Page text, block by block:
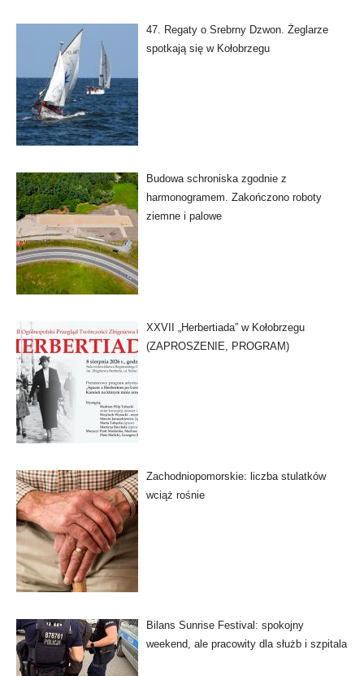
47. Regaty o Srebrny Dzwon. Żeglarze
spotkają się w Kołobrzegu
Budowa schroniska zgodnie z
harmonogramem. Zakończono roboty
ziemne i palowe
XXVII „Herbertiada” w Kołobrzegu
(ZAPROSZENIE, PROGRAM)
Zachodniopomorskie: liczba stulatków
wciąż rośnie
Bilans Sunrise Festival: spokojny
weekend, ale pracowity dla służb i szpitala